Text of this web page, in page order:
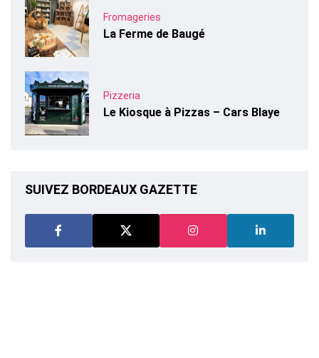
Fromageries
La Ferme de Baugé
Pizzeria
Le Kiosque à Pizzas – Cars Blaye
SUIVEZ BORDEAUX GAZETTE